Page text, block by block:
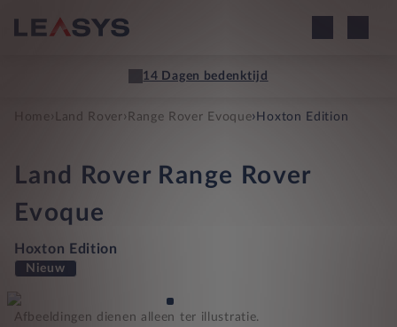
14 Dagen bedenktijd
Home Land Rover› Range Rover Evoque› Hoxton Edition
Land Rover Range Rover
Evoque
Hoxton Edition
Nieuw
Afbeeldingen dienen alleen ter illustratie.